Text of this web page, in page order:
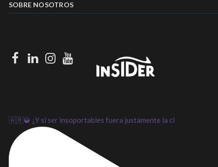
SOBRE NOSOTROS
Facebook
LinkedIn
Instagram
Youtube
🇦🇷🥃 ¿Y si ser insoportables fuera justamente la cl